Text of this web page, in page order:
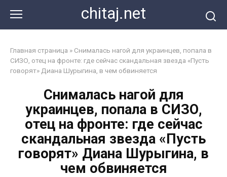
контенту
chitaj.net
Главная страница » Снималась нагой для украинцев, попала в
СИЗО, отец на фронте: где сейчас скандальная звезда «Пусть
говорят» Диана Шурыгина, в чем обвиняется
Снималась нагой для
украинцев, попала в СИЗО,
отец на фронте: где сейчас
скандальная звезда «Пусть
говорят» Диана Шурыгина, в
чем обвиняется